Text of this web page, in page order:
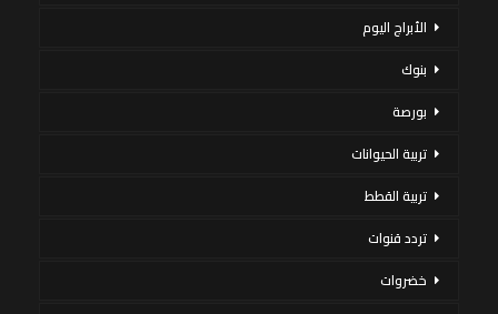
الأبراج اليوم
بنوك
بورصة
تربية الحيوانات
تربية القطط
تردد قنوات
خضروات